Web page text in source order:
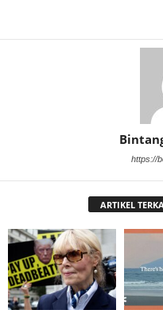
https://
ARTIKEL